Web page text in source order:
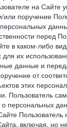
на Сайте
или поручение
персональных
перед
в каком-либо
их
данные и
от
этих
Пользователь
персональных
Пользователь
включая, но